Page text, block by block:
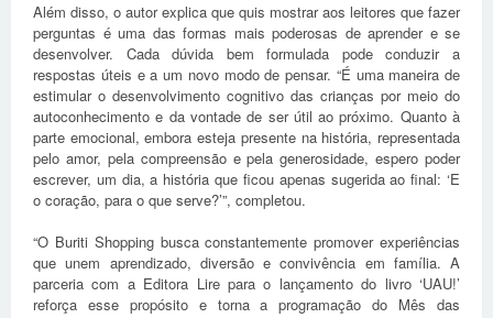
Além disso, o autor explica que quis mostrar aos leitores que fazer
perguntas é uma das formas mais poderosas de aprender e se
desenvolver. Cada dúvida bem formulada pode conduzir a
respostas úteis e a um novo modo de pensar. “É uma maneira de
estimular o desenvolvimento cognitivo das crianças por meio do
autoconhecimento e da vontade de ser útil ao próximo. Quanto à
parte emocional, embora esteja presente na história, representada
pelo amor, pela compreensão e pela generosidade, espero poder
escrever, um dia, a história que ficou apenas sugerida ao final: ‘E
o coração, para o que serve?’”, completou.
“O Buriti Shopping busca constantemente promover experiências
que unem aprendizado, diversão e convivência em família. A
parceria com a Editora Lire para o lançamento do livro ‘UAU!’
reforça esse propósito e torna a programação do Mês das